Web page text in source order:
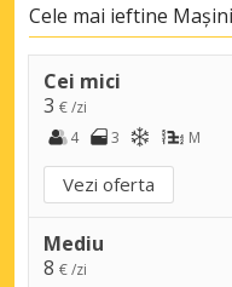
Cele mai ieftine
Cei mici
3 € /zi
4
3 M
Vezi oferta
Mediu
8 € /zi